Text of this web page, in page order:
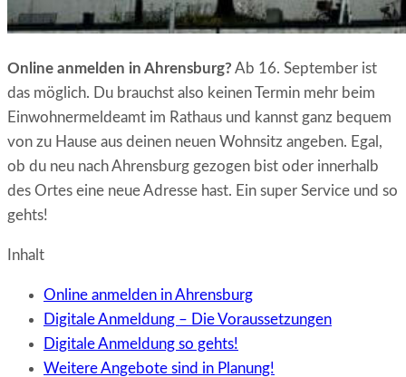
Online anmelden in Ahrensburg? Ab 16. September ist
das möglich. Du brauchst also keinen Termin mehr beim
Einwohnermeldeamt im Rathaus und kannst ganz bequem
von zu Hause aus deinen neuen Wohnsitz angeben. Egal,
ob du neu nach Ahrensburg gezogen bist oder innerhalb
des Ortes eine neue Adresse hast. Ein super Service und so
gehts!
Inhalt
Online anmelden in Ahrensburg
Digitale Anmeldung – Die Voraussetzungen
Digitale Anmeldung so gehts!
Weitere Angebote sind in Planung!